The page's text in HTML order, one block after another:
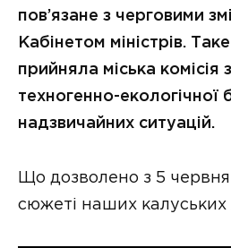
пов’язане з черговими
Кабінетом міністрів.
прийняла міська комісія
техногенно-екологічної
надзвичайних ситуацій.
Що дозволено з 5 червня
сюжеті наших калуських